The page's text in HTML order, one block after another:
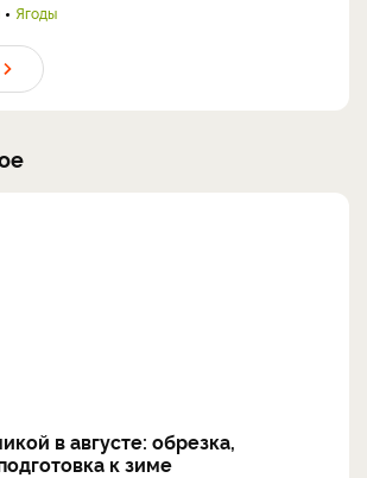
Ягоды
в августе: обрезка,
к зиме